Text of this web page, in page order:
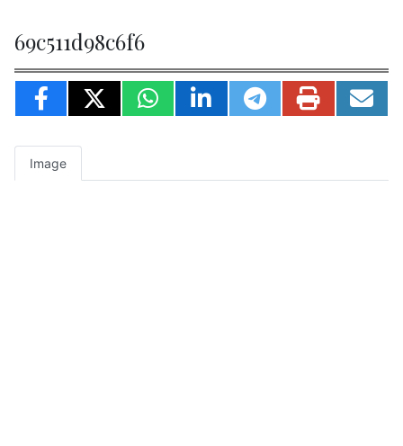
69c511d98c6f6
Image